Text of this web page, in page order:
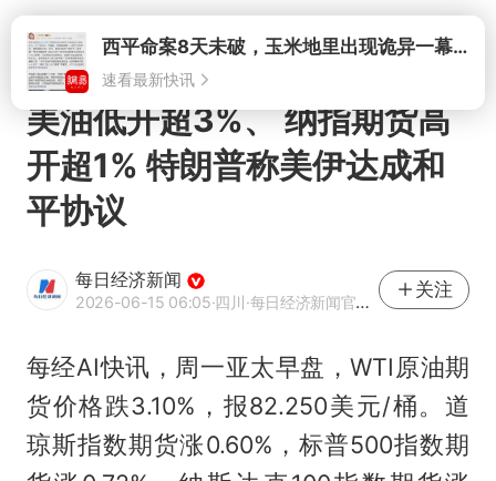
打开
美油低开超3%、 纳指期货高
开超1% 特朗普称美伊达成和
平协议
每日经济新闻
2026-06-15 06:05·四川·每日经济新闻官方网易号
关注
每经AI快讯，周一亚太早盘，WTI原油期
货价格跌3.10%，报82.250美元/桶。道
琼斯指数期货涨0.60%，标普500指数期